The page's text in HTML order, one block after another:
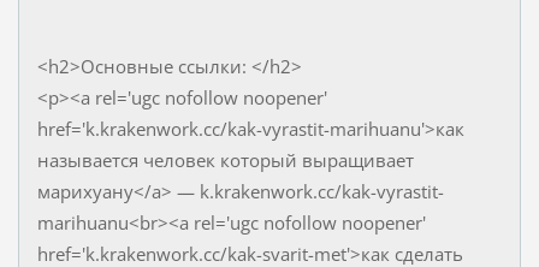
<h2>Основные ссылки: </h2>
<p><a rel='ugc nofollow noopener'
href='k.krakenwork.cc/kak-vyrastit-marihuanu'>как
называется человек который выращивает
марихуану</a> — k.krakenwork.cc/kak-vyrastit-
marihuanu<br><a rel='ugc nofollow noopener'
href='k.krakenwork.cc/kak-svarit-met'>как сделать